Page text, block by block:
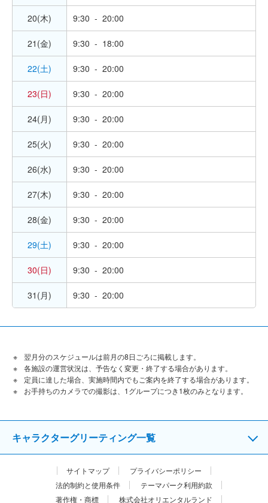
20(木) 9:30 - 20:00
21(金) 9:30 - 18:00
22(土) 9:30 - 20:00
23(日) 9:30 - 20:00
24(月) 9:30 - 20:00
25(火) 9:30 - 20:00
26(水) 9:30 - 20:00
27(木) 9:30 - 20:00
28(金) 9:30 - 20:00
29(土) 9:30 - 20:00
30(日) 9:30 - 20:00
31(月) 9:30 - 20:00
翌月分のスケジュールは前月の8日ごろに掲載します。
各施設の運営状況は、予告なく変更・終了する場合があります。
定員に達した場合、実施時間内でもご案内を終了する場合があります。
お手持ちのカメラでの撮影は、1グループにつき1枚のみとなります。
キャラクターグリーティング一覧
サイトマップ
プライバシーポリシー
法的制約と使用条件
テーマパーク利用約款
著作権・商標
株式会社オリエンタルランド